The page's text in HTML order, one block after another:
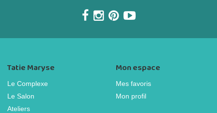
Tatie Maryse
Le Complexe
Le Salon
Ateliers
Mon espace
Mes favoris
Mon profil